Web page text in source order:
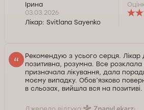
Ірина
03.03.2026
Лікар: Svitlana Sayenko
Рекомендую з усього серця.
позитивна, розумна. Все розклала
призначала лікування, дала
моєму випадку. Обовʼязково
в сльозах, вийшла вся на позитиві.